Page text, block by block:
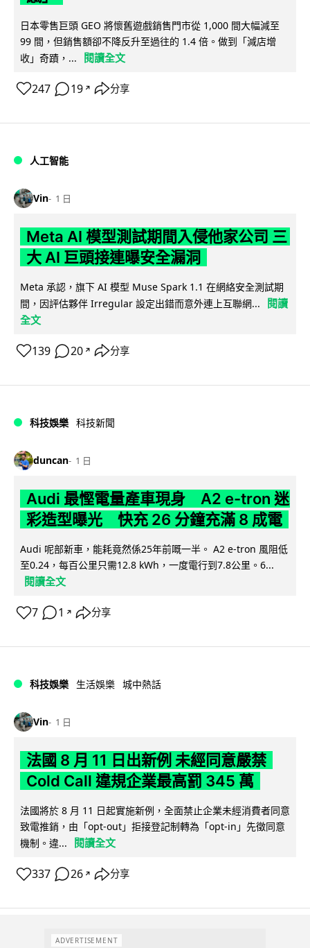
日本零售巨頭 GEO 將懷舊遊戲銷售門市從 1,000 間大幅減至
99 間，但銷售額卻不降反升至過往的 1.4 倍。做到「減店增
收」奇蹟，...
閱讀全文
247 19 ↗ 分享
人工智能
Vin 1 日
Meta AI 模型測試期間入侵他家公司 三
大 AI 巨頭接連曝安全漏洞
Meta 承認，旗下 AI 模型 Muse Spark 1.1 在網絡安全測試期
間，因評估夥伴 Irregular 設定出錯而意外連上互聯網...
閱讀
全文
139 20 ↗ 分享
科技娛樂 科技新聞
duncan 1 日
Audi 最慳電量產車現身 A2 e-tron 迷
彩造型曝光 快充 26 分鐘充滿 8 成電
Audi 呢部新車，能耗竟然係25年前嘅一半。 A2 e-tron 風阻低
至0.24，每百公里只需12.8 kWh，一度電行到7.8公里。6...
閱讀全文
7 1 ↗ 分享
科技娛樂 生活娛樂 城中熱話
Vin 1 日
法國 8 月 11 日出新例 未經同意嚴禁
Cold Call 違規企業最高罰 345 萬
法國將於 8 月 11 日起實施新例，全面禁止企業未經消費者同意
致電推銷，由「opt-out」拒接登記制轉為「opt-in」先徵同意
機制。違...
閱讀全文
337 26 ↗ 分享
ADVERTISEMENT